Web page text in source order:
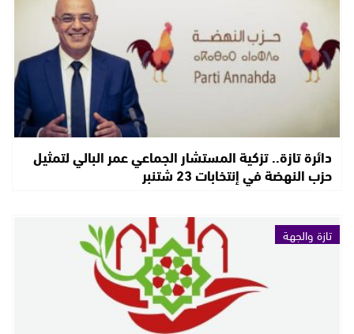
دائرة تازة.. تزكية المستشار الجماعي عمر البالي لتمثيل
حزب النهضة في إنتخابات 23 شتنبر
تازة والجهة